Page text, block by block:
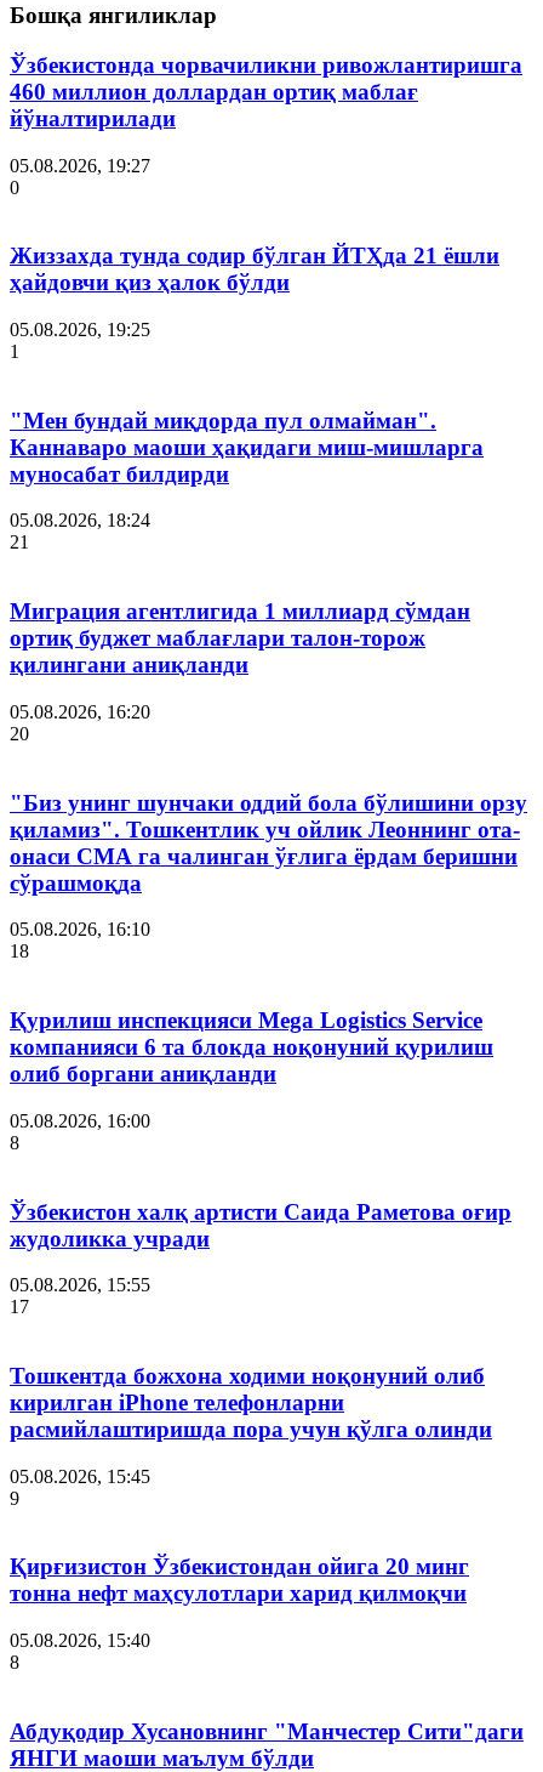
Бошқа янгиликлар
Ўзбекистонда чорвачиликни ривожлантиришга
460 миллион доллардан ортиқ маблағ
йўналтирилади
05.08.2026, 19:27
0
Жиззахда тунда содир бўлган ЙТҲда 21 ёшли
ҳайдовчи қиз ҳалок бўлди
05.08.2026, 19:25
1
"Мен бундай миқдорда пул олмайман".
Каннаваро маоши ҳақидаги миш-мишларга
муносабат билдирди
05.08.2026, 18:24
21
Миграция агентлигида 1 миллиард сўмдан
ортиқ буджет маблағлари талон-торож
қилингани аниқланди
05.08.2026, 16:20
20
"Биз унинг шунчаки оддий бола бўлишини орзу
қиламиз". Тошкентлик уч ойлик Леоннинг ота-
онаси СМА га чалинган ўғлига ёрдам беришни
сўрашмоқда
05.08.2026, 16:10
18
Қурилиш инспекцияси Мega Logistics Service
компанияси 6 та блокда ноқонуний қурилиш
олиб боргани аниқланди
05.08.2026, 16:00
8
Ўзбекистон халқ артисти Саида Раметова оғир
жудоликка учради
05.08.2026, 15:55
17
Тошкентда божхона ходими ноқонуний олиб
кирилган iPhone телефонларни
расмийлаштиришда пора учун қўлга олинди
05.08.2026, 15:45
9
Қирғизистон Ўзбекистондан ойига 20 минг
тонна нефт маҳсулотлари харид қилмоқчи
05.08.2026, 15:40
8
Абдуқодир Хусановнинг "Манчестер Сити"даги
ЯНГИ маоши маълум бўлди